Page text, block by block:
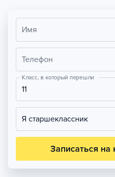
Имя
Телефон
Класс, в который перешли
11
Я старшеклассник
Записаться на